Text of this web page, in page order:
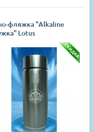
фляжка "Alkaline
Lotus